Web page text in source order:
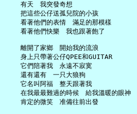
     有天　我突發奇想
     把這些公仔送孤兒院的小孩
     看著他們的表情　滿足的那模樣
     看著他們快樂　我也跟著飽了
     離開了家鄉　開始我的流浪
     身上只帶著公仔QPEE和GUITAR
     它們陪著我　永遠不寂寞
     還有還有　一只大狼狗
     它名叫阿福　整天跟著我
     在我最最難過的時候　給我溫暖的眼神
     肯定的微笑　准備往前出發